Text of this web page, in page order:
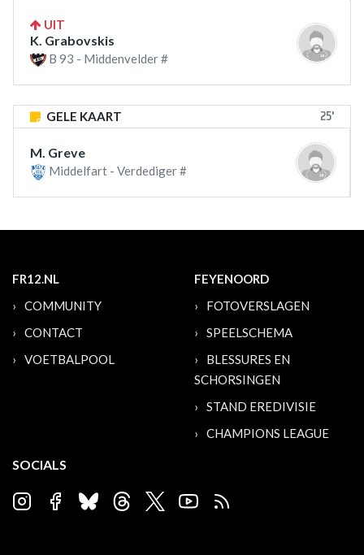
UIT
K. Grabovskis
B 93 - Middenvelder #
GELE KAART 25'
M. Greve
Middelfart - Verdediger #
FR12.NL
COMMUNITY
CONTACT
VOETBALPOOL
FEYENOORD
FOTOVERSLAGEN
SPEELSCHEMA
BLESSURES EN
SCHORSINGEN
STAND EREDIVISIE
CHAMPIONS LEAGUE
SOCIALS